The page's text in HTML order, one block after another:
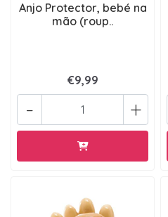
Anjo Protector, bebé na
mão (roup..
€9,99
+
-